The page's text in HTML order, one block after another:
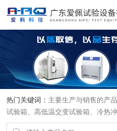
热门关键词： 主要生产与销售的产
试验箱、高低温交变试验箱、冷热
老化箱、恒温恒湿实验室、沙尘试